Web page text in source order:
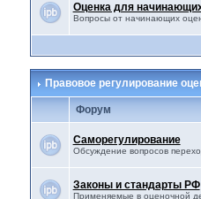
Оценка для
Вопросы от начинающих
Правовое регулирование
Форум
Саморегулирование
Обсуждение вопросов
Законы и стандарты РФ
Применяемые в оценочной